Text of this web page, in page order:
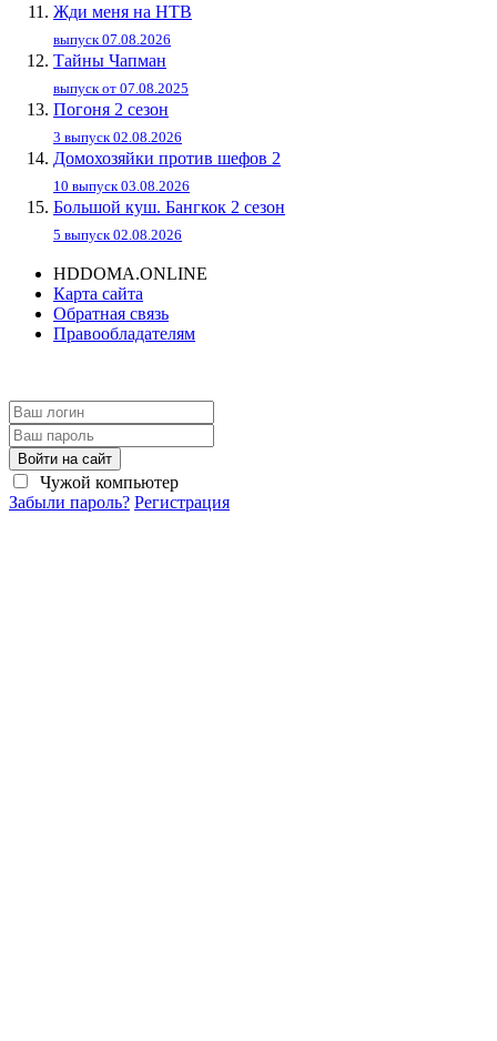
Жди меня на НТВ
выпуск 07.08.2026
Тайны Чапман
выпуск от 07.08.2025
Погоня 2 сезон
3 выпуск 02.08.2026
Домохозяйки против шефов 2
10 выпуск 03.08.2026
Большой куш. Бангкок 2 сезон
5 выпуск 02.08.2026
HDDOMA.ONLINE
Карта сайта
Обратная связь
Правообладателям
Войти на сайт
Чужой компьютер
Забыли пароль? Регистрация